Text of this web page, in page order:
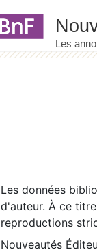
Les données
d'auteur. À ce
reproductions
Nouveautés